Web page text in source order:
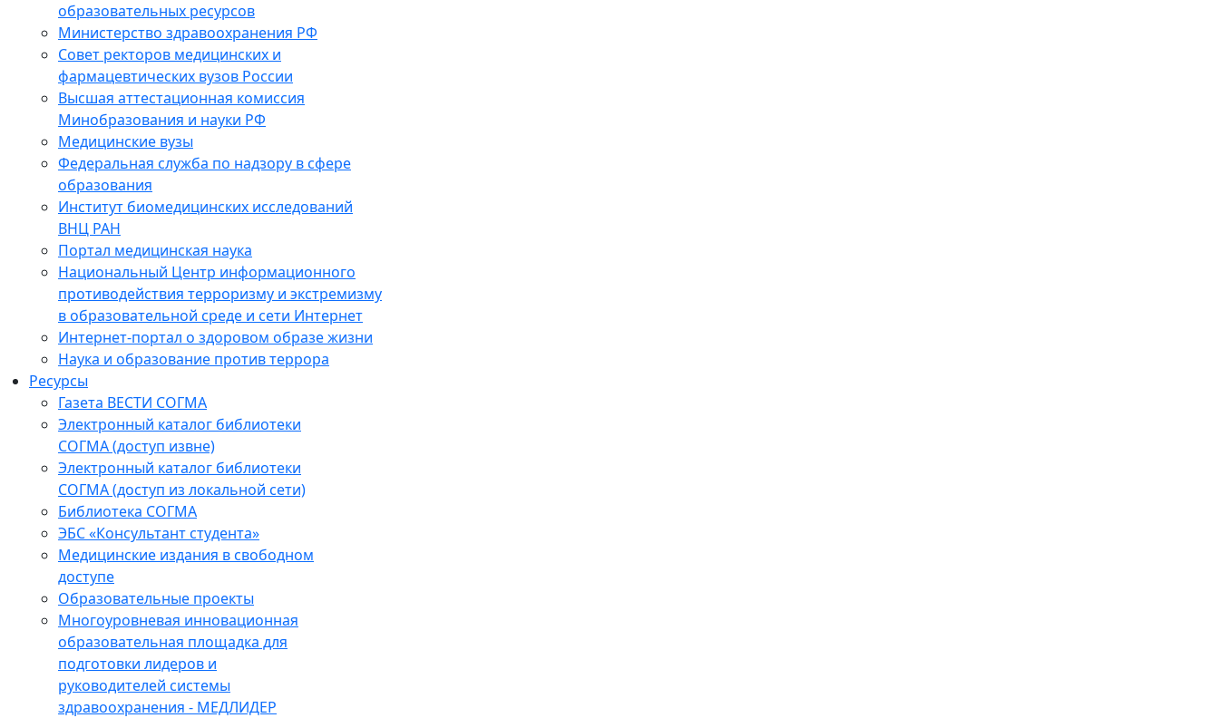
образовательных ресурсов
Министерство здравоохранения РФ
Совет ректоров медицинских и
фармацевтических вузов России
Высшая аттестационная комиссия
Минобразования и науки РФ
Медицинские вузы
Федеральная служба по надзору в сфере
образования
Институт биомедицинских исследований
ВНЦ РАН
Портал медицинская наука
Национальный Центр информационного
противодействия терроризму и экстремизму
в образовательной среде и сети Интернет
Интернет-портал о здоровом образе жизни
Наука и образование против террора
Ресурсы
Газета ВЕСТИ СОГМА
Электронный каталог библиотеки
СОГМА (доступ извне)
Электронный каталог библиотеки
СОГМА (доступ из локальной сети)
Библиотека СОГМА
ЭБС «Консультант студента»
Медицинские издания в свободном
доступе
Образовательные проекты
Многоуровневая инновационная
образовательная площадка для
подготовки лидеров и
руководителей системы
здравоохранения - МЕДЛИДЕР